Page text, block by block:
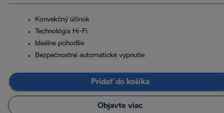
Konvekčný účinok
Technológia Hi-Fi
Ideálne pohodlie
Bezpečnostné automatické vypnutie
Pridať do košíka
Objavte viac